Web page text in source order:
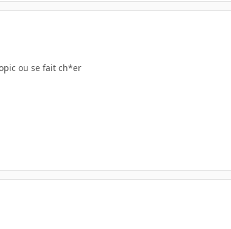
ou se fait ch*er